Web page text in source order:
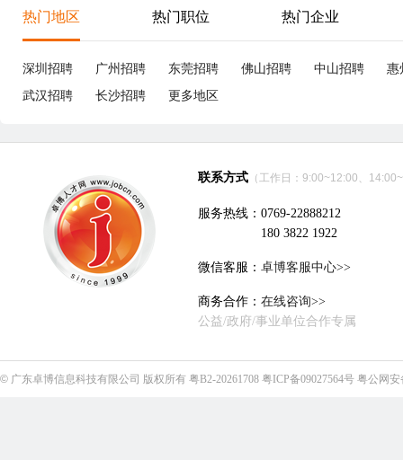
热门地区 热门职位 热门企业
深圳招聘 广州招聘 东莞招聘 佛山招聘 中山招聘
惠
武汉招聘
长沙招聘 更多地区
联系方式 （工作日：9:00~12:00、
服务热线：0769-22888212
180 3822 1922
微信客服： 卓博客服中心>>
商务合作： 在线咨询>>
公益/政府/事业单位合作专属
© 广东卓博信息科技有限公司 版权所有 粤B2-20261708 粤ICP备09027564号 粤公网安